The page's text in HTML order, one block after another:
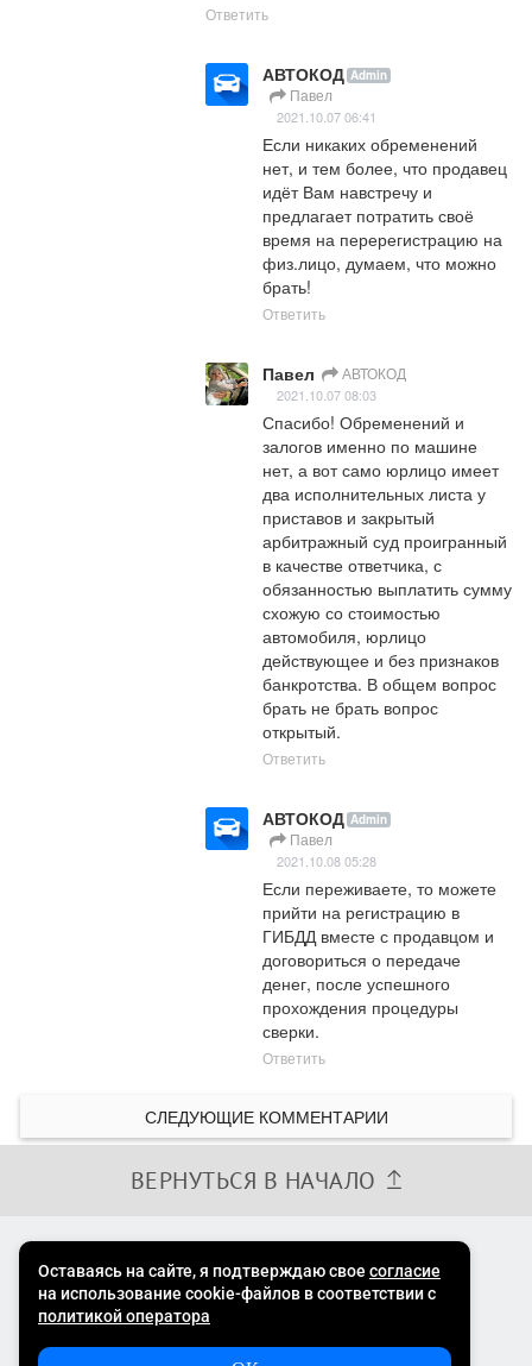
Ответить
АВТОКОД Admin
Павел
2021.10.07 06:41
Если никаких обременений
нет, и тем более, что продавец
идёт Вам навстречу и
предлагает потратить своё
время на перерегистрацию на
физ.лицо, думаем, что можно
брать!
Ответить
Павел АВТОКОД
2021.10.07 08:03
Спасибо! Обременений и
залогов именно по машине
нет, а вот само юрлицо имеет
два исполнительных листа у
приставов и закрытый
арбитражный суд проигранный
в качестве ответчика, с
обязанностью выплатить сумму
схожую со стоимостью
автомобиля, юрлицо
действующее и без признаков
банкротства. В общем вопрос
брать не брать вопрос
открытый.
Ответить
АВТОКОД Admin
Павел
2021.10.08 05:28
Если переживаете, то можете
прийти на регистрацию в
ГИБДД вместе с продавцом и
договориться о передаче
денег, после успешного
прохождения процедуры
сверки.
Ответить
СЛЕДУЮЩИЕ КОММЕНТАРИИ
ВЕРНУТЬСЯ В НАЧАЛО
8 800 500 74 26
Телефон горячей линии технической поддержки
E-mail:
с 09:00 до 21:00 МСК